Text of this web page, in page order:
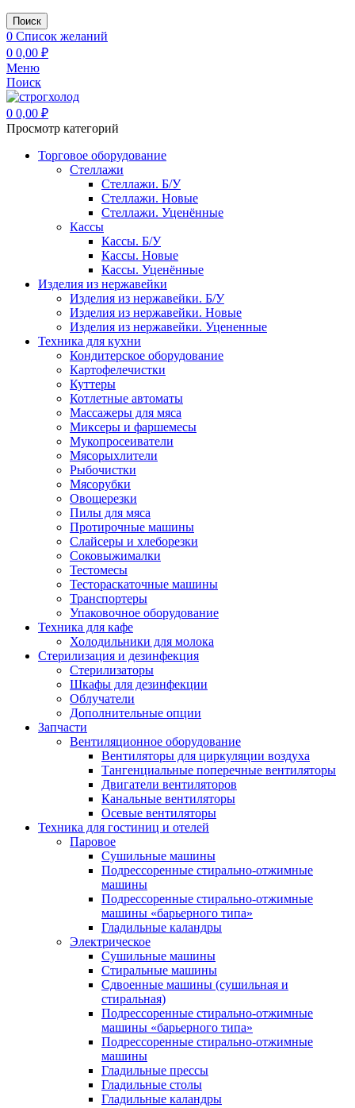
Поиск
0 Список желаний
0 0,00 ₽
Меню
Поиск
0 0,00 ₽
Просмотр категорий
Торговое оборудование
Стеллажи
Стеллажи. Б/У
Стеллажи. Новые
Стеллажи. Уценённые
Кассы
Кассы. Б/У
Кассы. Новые
Кассы. Уценённые
Изделия из нержавейки
Изделия из нержавейки. Б/У
Изделия из нержавейки. Новые
Изделия из нержавейки. Уцененные
Техника для кухни
Кондитерское оборудование
Картофелечистки
Куттеры
Котлетные автоматы
Массажеры для мяса
Миксеры и фаршемесы
Мукопросеиватели
Мясорыхлители
Рыбочистки
Мясорубки
Овощерезки
Пилы для мяса
Протирочные машины
Слайсеры и хлеборезки
Соковыжималки
Тестомесы
Тестораскаточные машины
Транспортеры
Упаковочное оборудование
Техника для кафе
Холодильники для молока
Стерилизация и дезинфекция
Стерилизаторы
Шкафы для дезинфекции
Облучатели
Дополнительные опции
Запчасти
Вентиляционное оборудование
Вентиляторы для циркуляции воздуха
Тангенциальные поперечные вентиляторы
Двигатели вентиляторов
Канальные вентиляторы
Осевые вентиляторы
Техника для гостиниц и отелей
Паровое
Cушильные машины
Подрессоренные стирально-отжимные
машины
Подрессоренные стирально-отжимные
машины «барьерного типа»
Гладильные каландры
Электрическое
Сушильные машины
Стиральные машины
Сдвоенные машины (сушильная и
стиральная)
Подрессоренные стирально-отжимные
машины «барьерного типа»
Подрессоренные стирально-отжимные
машины
Гладильные прессы
Гладильные столы
Гладильные каландры